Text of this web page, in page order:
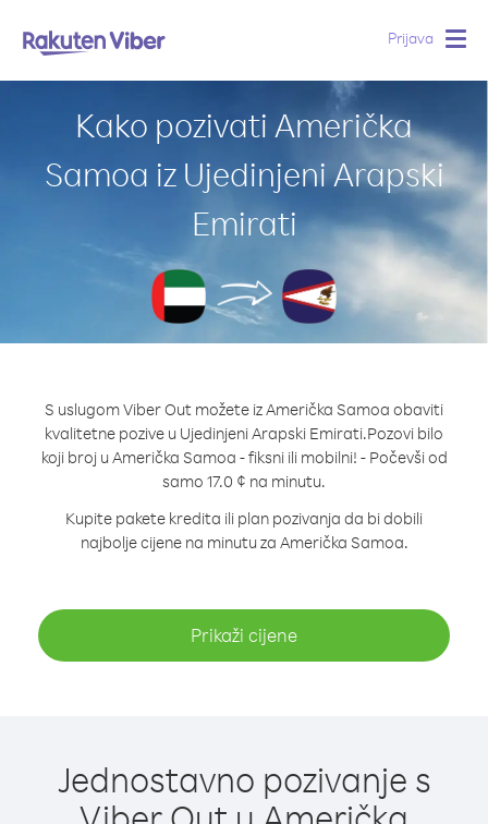
Prijava
Kako pozivati Američka
Samoa iz Ujedinjeni Arapski
Emirati
S uslugom Viber Out možete iz Američka Samoa obaviti
kvalitetne pozive u Ujedinjeni Arapski Emirati.Pozovi bilo
koji broj u Američka Samoa - fiksni ili mobilni! - Počevši od
samo 17.0 ¢ na minutu.
Kupite pakete kredita ili plan pozivanja da bi dobili
najbolje cijene na minutu za Američka Samoa.
Prikaži cijene
Jednostavno pozivanje s